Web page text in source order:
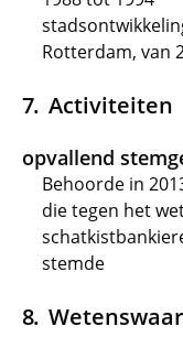
Rotterdam, van
Activiteiten
opvallend
Behoorde in
die tegen het
stemde